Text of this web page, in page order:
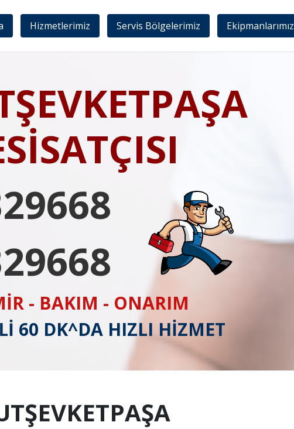
Hizmetlerimiz Servis Bölgelerimiz Ekipmanlarımız
- BAKIM - ONARIM
60 DK^DA HIZLI HİZMET